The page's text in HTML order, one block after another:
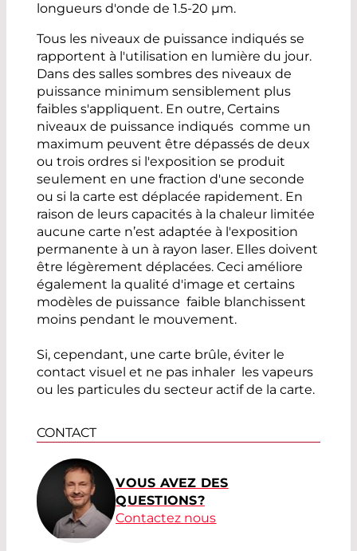
longueurs d'onde de 1.5-20 µm.
Tous les niveaux de puissance indiqués se
rapportent à l'utilisation en lumière du jour.
Dans des salles sombres des niveaux de
puissance minimum sensiblement plus
faibles s'appliquent. En outre, Certains
niveaux de puissance indiqués comme un
maximum peuvent être dépassés de deux
ou trois ordres si l'exposition se produit
seulement en une fraction d'une seconde
ou si la carte est déplacée rapidement. En
raison de leurs capacités à la chaleur limitée
aucune carte n’est adaptée à l'exposition
permanente à un à rayon laser. Elles doivent
être légèrement déplacées. Ceci améliore
également la qualité d'image et certains
modèles de puissance faible blanchissent
moins pendant le mouvement.
Si, cependant, une carte brûle, éviter le
contact visuel et ne pas inhaler les vapeurs
ou les particules du secteur actif de la carte.
CONTACT
VOUS AVEZ DES
QUESTIONS?
Contactez nous